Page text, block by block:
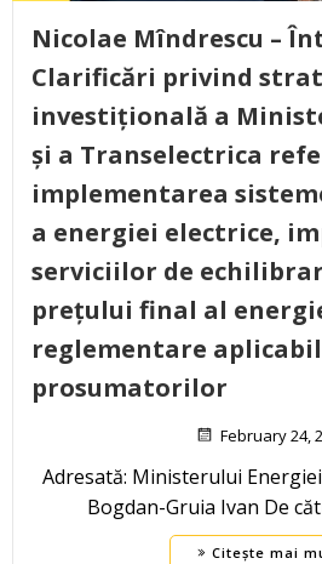
Nicolae Mîndrescu –
Clarificări privind
investițională a
și a Transelectrica
implementarea
a energiei electrice,
serviciilor de
prețului final al
reglementare aplicabil
prosumatorilor
February 24,
Adresată: Ministerului
Bogdan-Gruia Ivan De
Citește mai